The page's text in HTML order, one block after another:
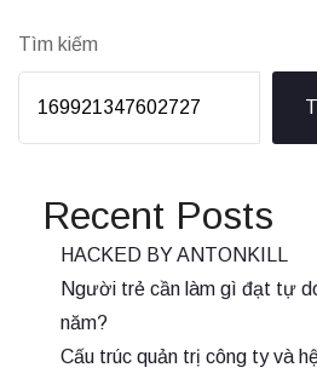
Tìm kiếm
Recent Posts
HACKED BY ANTONKILL
Người trẻ cần làm gì đạt tự
năm?
Cấu trúc quản trị công ty và